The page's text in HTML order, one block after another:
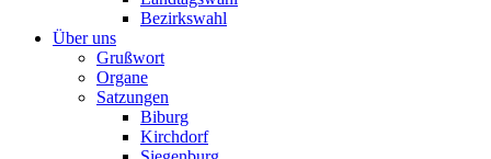
Bezirkswahl
Über uns
Grußwort
Organe
Satzungen
Biburg
Kirchdorf